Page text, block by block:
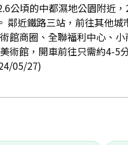
公頃的中都濕地公園附近
鄰近鐵路三站，前往其他
館商圈、全聯福利中心、
術館，開車前往只需約4-5
05/27)